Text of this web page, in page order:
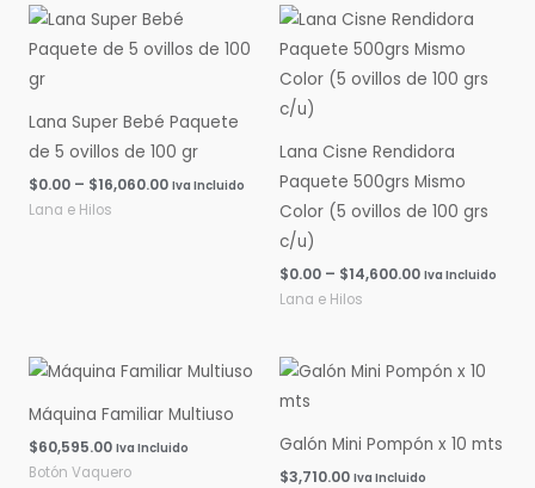
Lana Super Bebé Paquete
de 5 ovillos de 100 gr
$0.00 – $16,060.00
Rango
de
precios:
$16,060.00
Iva Incluido
Lana e Hilos
Lana Cisne Rendidora
Paquete 500grs Mismo
Color (5 ovillos de 100 grs
c/u)
$0.00 – $14,600.00
Rango
de
precios:
desde
$0.00
Iva Incluido
Lana e Hilos
Máquina Familiar Multiuso
$60,595.00 Iva Incluido
Botón Vaquero
Galón Mini Pompón x 10 mts
$3,710.00 Iva Incluido